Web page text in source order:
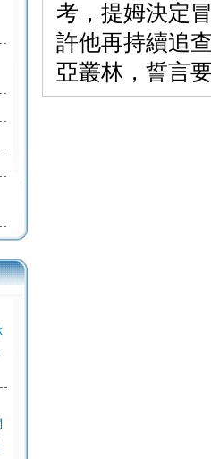
考，提姆決定
許他再持續追
亞叢林，誓言